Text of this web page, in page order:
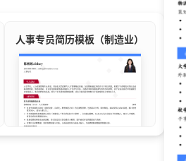
人事专员简历模板（制造业）